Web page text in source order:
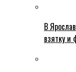
В
взятку и